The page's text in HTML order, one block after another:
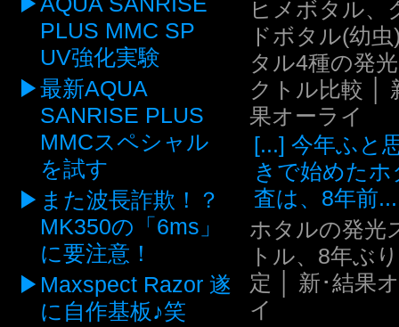
PLUS MMC SP
UV強化実験
最新AQUA
SANRISE PLUS
MMCスペシャル
を試す
また波長詐欺！？
MK350の「6ms」
に要注意！
Maxspect Razor 遂
に自作基板♪笑
ヒメボタル、
ドボタル(幼
タル4種の発
クトル比較 │
果オーライ
[...] 今年ふと
きで始めたホ
査は、8年前...
ホタルの発光
トル、8年ぶ
定 │ 新･結果
イ